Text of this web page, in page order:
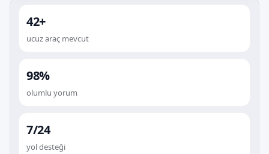
42+
ucuz araç mevcut
98%
olumlu yorum
7/24
yol desteği